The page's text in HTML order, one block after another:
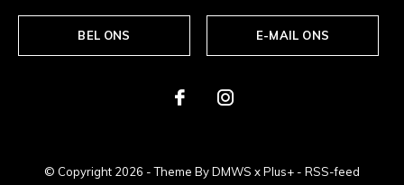
BEL ONS E-MAIL ONS
© Copyright 2026 - Theme ByDMWS xPlus+ - RSS-feed